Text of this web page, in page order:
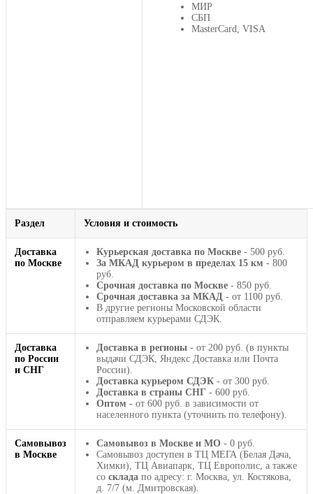
МИР
СБП
MasterCard, VISA
Раздел Условия и стоимость
Доставка
по Москве
Курьерская доставка по Москве - 500 руб.
За МКАД курьером в пределах 15 км - 800
руб.
Срочная доставка по Москве - 850 руб.
Срочная доставка за МКАД - от 1100 руб.
В другие регионы Московской области
отправляем курьерами СДЭК.
Доставка
по России
и СНГ
Доставка в регионы - от 200 руб. (в пункты
выдачи СДЭК, Яндекс Доставка или Почта
России).
Доставка курьером СДЭК - от 300 руб.
Доставка в страны СНГ - 600 руб.
Оптом - от 600 руб. в зависимости от
населенного пункта (уточнить по телефону).
Самовывоз
в Москве
Самовывоз в Москве и МО - 0 руб.
Самовывоз доступен в ТЦ МЕГА (Белая Дача,
Химки), ТЦ Авиапарк, ТЦ Европолис, а также
со склада по адресу: г. Москва, ул. Костякова,
д. 7/7 (м. Дмитровская).